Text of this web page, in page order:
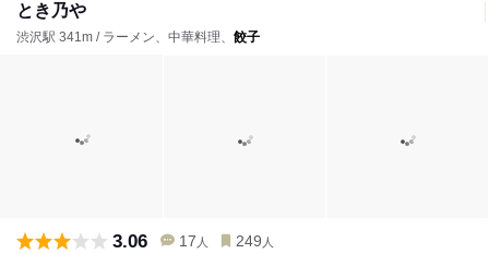
とき乃や
渋沢駅 341m / ラーメン、中華料理、 餃子
3.06 17 人 249 人